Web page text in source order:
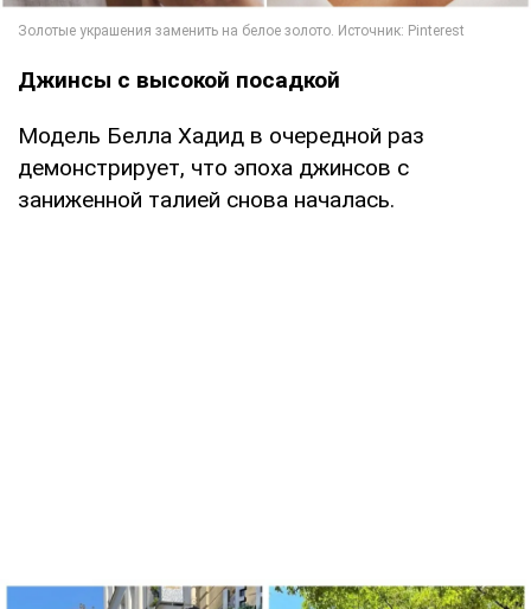
Джинсы с высокой посадкой
Модель Белла Хадид в очередной раз
демонстрирует, что эпоха джинсов с
заниженной талией снова началась.